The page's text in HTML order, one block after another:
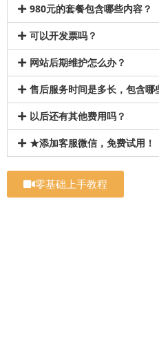
980元的套餐包含哪些内容？
可以开发票吗？
网站后期维护怎么办？
售后服务时间是多长，包含哪
以后还有其他费用吗？
★添加客服微信，免费试用！
零基础上手教程